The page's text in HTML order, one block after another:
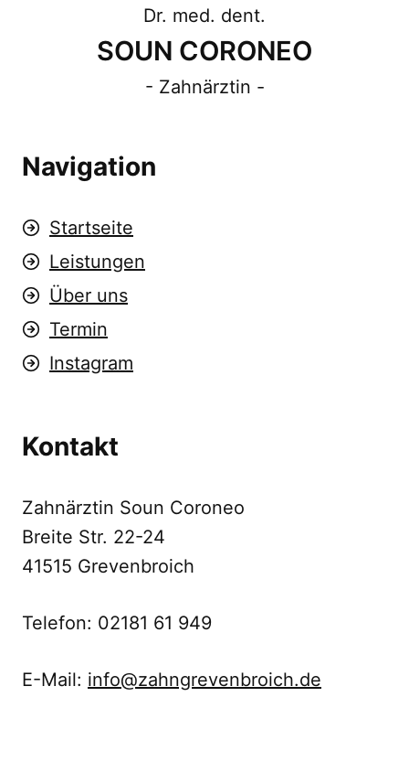
Dr. med. dent.
SOUN CORONEO
- Zahnärztin -
Navigation
Startseite
Leistungen
Über uns
Termin
Instagram
Kontakt
Zahnärztin Soun Coroneo
Breite Str. 22-24
41515 Grevenbroich
Telefon: 02181 61 949
E-Mail: info@zahngrevenbroich.de